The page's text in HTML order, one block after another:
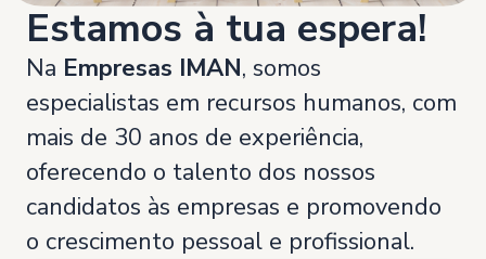
Estamos à tua espera!
Na Empresas IMAN, somos
especialistas em recursos humanos, com
mais de 30 anos de experiência,
oferecendo o talento dos nossos
candidatos às empresas e promovendo
o crescimento pessoal e profissional.